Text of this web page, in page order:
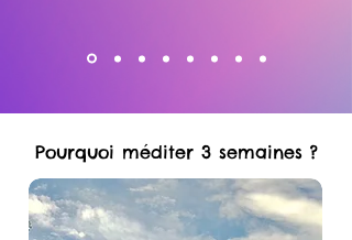
Pourquoi méditer 3 semaines ?